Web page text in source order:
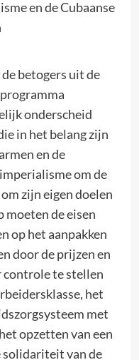
en de Cubaanse
betogers uit de
onderscheid
in het belang zijn
en de
om de
zijn eigen doelen
moeten de eisen
op het aanpakken
door de prijzen en
te stellen
het
met
opzetten van een
van de